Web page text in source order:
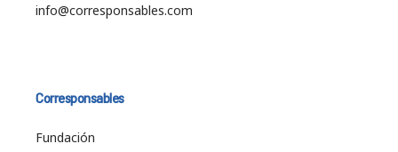
info@corresponsables.com
Corresponsables
Fundación